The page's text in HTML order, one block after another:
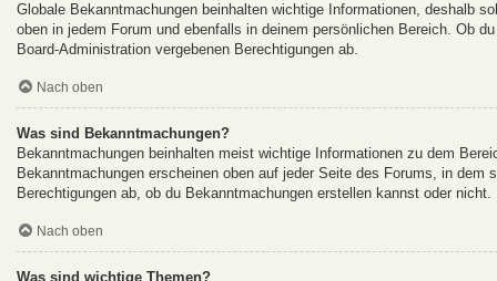
Globale Bekanntmachungen beinhalten wichtige Informationen, deshalb
oben in jedem Forum und ebenfalls in deinem persönlichen Bereich. Ob
Board-Administration vergebenen Berechtigungen ab.
Nach oben
Was sind Bekanntmachungen?
Bekanntmachungen beinhalten meist wichtige Informationen zu dem
Bekanntmachungen erscheinen oben auf jeder Seite des Forums, in
Berechtigungen ab, ob du Bekanntmachungen erstellen kannst oder
Nach oben
Was sind wichtige Themen?